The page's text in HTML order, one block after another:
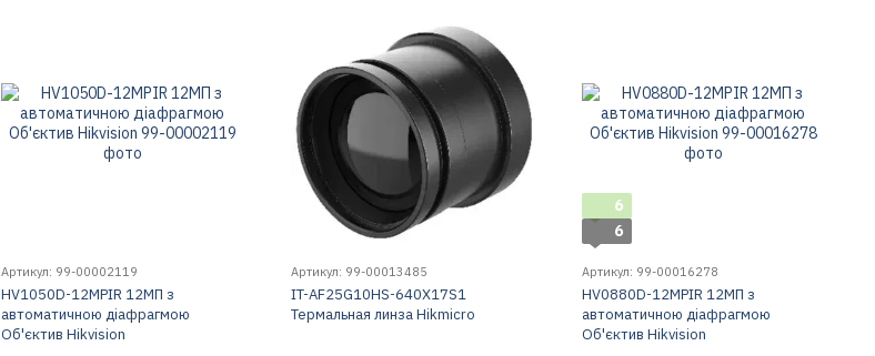
Артикул: 99-00002119
HV1050D-12MPIR 12МП з
автоматичною діафрагмою
Об'єктив Hikvision
Артикул: 99-00013485
IT-AF25G10HS-640X17S1
Термальная линза Hikmicro
6
6
Артикул: 99-00016278
HV0880D-12MPIR 12МП з
автоматичною діафрагмою
Об'єктив Hikvision